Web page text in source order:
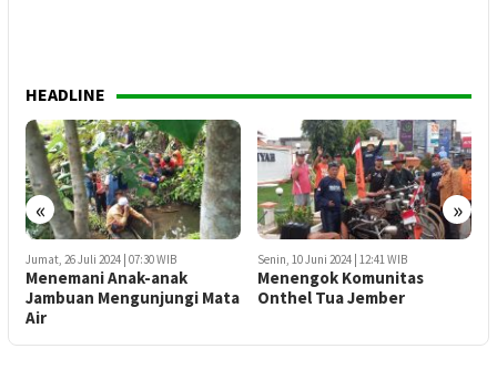
HEADLINE
« »
Senin, 10 Juni 2024 | 12:41 WIB
Menengok Komunitas
Onthel Tua Jember
Selasa, 10 Mei 2022 | 06:34 WIB
Benang Merah: Catatan
Atas Kepemimpinan Bupati